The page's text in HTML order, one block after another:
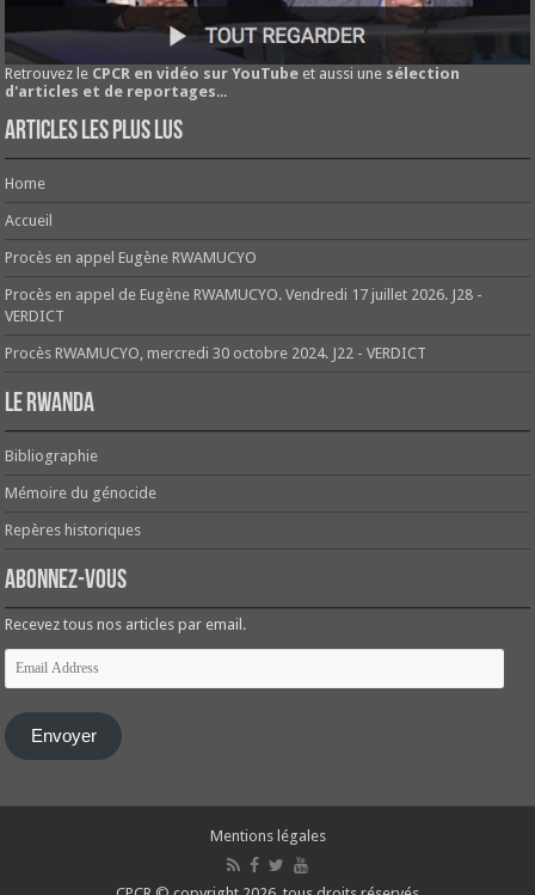
Retrouvez le CPCR en vidéo sur YouTube et aussi une sélection
d'articles et de reportages...
Articles les plus lus
Home
Accueil
Procès en appel Eugène RWAMUCYO
Procès en appel de Eugène RWAMUCYO. Vendredi 17 juillet 2026. J28 -
VERDICT
Procès RWAMUCYO, mercredi 30 octobre 2024. J22 - VERDICT
Le Rwanda
Bibliographie
Mémoire du génocide
Repères historiques
Abonnez-vous
Recevez tous nos articles par email.
Email
Address
Envoyer
Mentions légales